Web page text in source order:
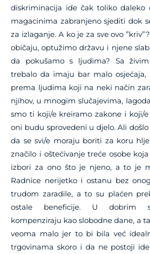
diskriminacija ide čak toliko
magacinima zabranjeno sjediti dok
za izlaganje. A ko je za sve ovo
običaju, optužimo državu i njene
da pokušamo s ljudima? Sa
trebalo da imaju bar malo osjećaja,
prema ljudima koji na neki način
njihov, u mnogim slučajevima,
smo ti koji/e kreiramo zakone i koji/
oni budu sprovedeni u djelo. Ali
da se svi/e moraju boriti za koru
značilo i oštećivanje treće osobe
izbori za ono što je njeno, a to je
Radnice nerijetko i ostanu bez
trudom zaradile, a to su plaćen
ostale beneficije. U dobrim
kompenziraju kao slobodne dane, a
veoma malo jer to bi bila već
trgovinama skoro i da ne postoji